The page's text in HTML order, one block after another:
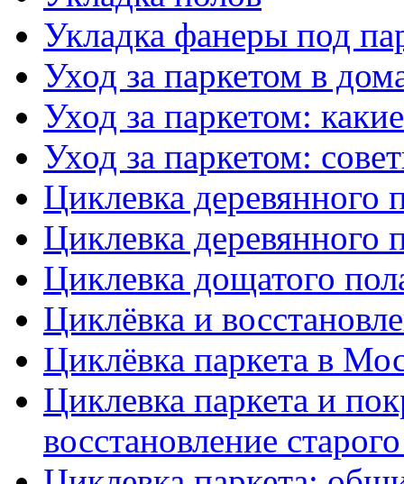
Укладка фанеры под
Уход за паркетом в
Уход за паркетом:
Уход за паркетом:
Циклевка деревянного
Циклевка деревянного
Циклевка дощатого
Циклёвка и
Циклёвка паркета в
Циклевка паркета и
восстановление